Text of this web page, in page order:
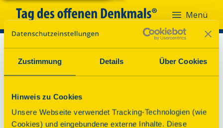
Zustimmung Details Über Cookies
Hinweis zu Cookies
Unsere Webseite verwendet Tracking-Technologien (wie
Cookies) und eingebundene externe Inhalte. Diese
Menü